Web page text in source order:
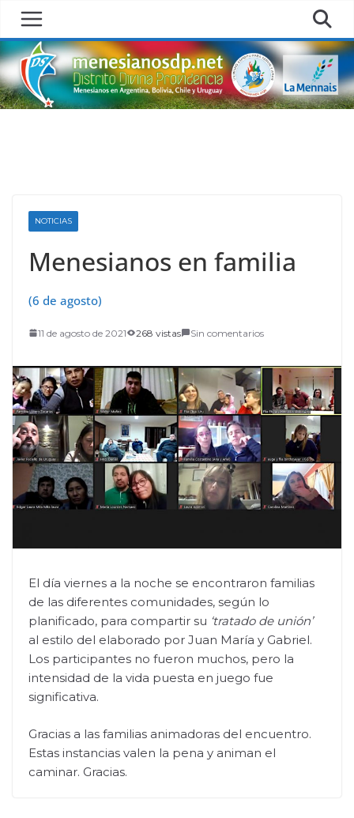
Skip
content
NOTICIAS
Menesianos en familia
(6 de agosto)
11 de agosto de 2021 268 vistas Sin comentarios
El día viernes a la noche se encontraron familias
de las diferentes comunidades, según lo
planificado, para compartir su ‘tratado de unión’
al estilo del elaborado por Juan María y Gabriel.
Los participantes no fueron muchos, pero la
intensidad de la vida puesta en juego fue
significativa.
Gracias a las familias animadoras del encuentro.
Estas instancias valen la pena y animan el
caminar. Gracias.